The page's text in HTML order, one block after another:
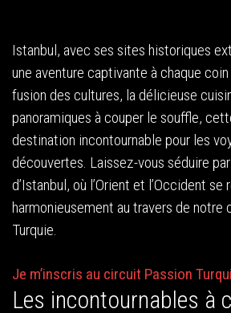
Istanbul, avec ses sites historiques
une aventure captivante à chaque
fusion des cultures, la délicieuse
panoramiques à couper le souffle,
destination incontournable pour les
découvertes. Laissez-vous séduire par
d’Istanbul, où l’Orient et l’Occident se
harmonieusement au travers de notre
Turquie.
Je m’inscris au circuit Passion
Les incontournables à